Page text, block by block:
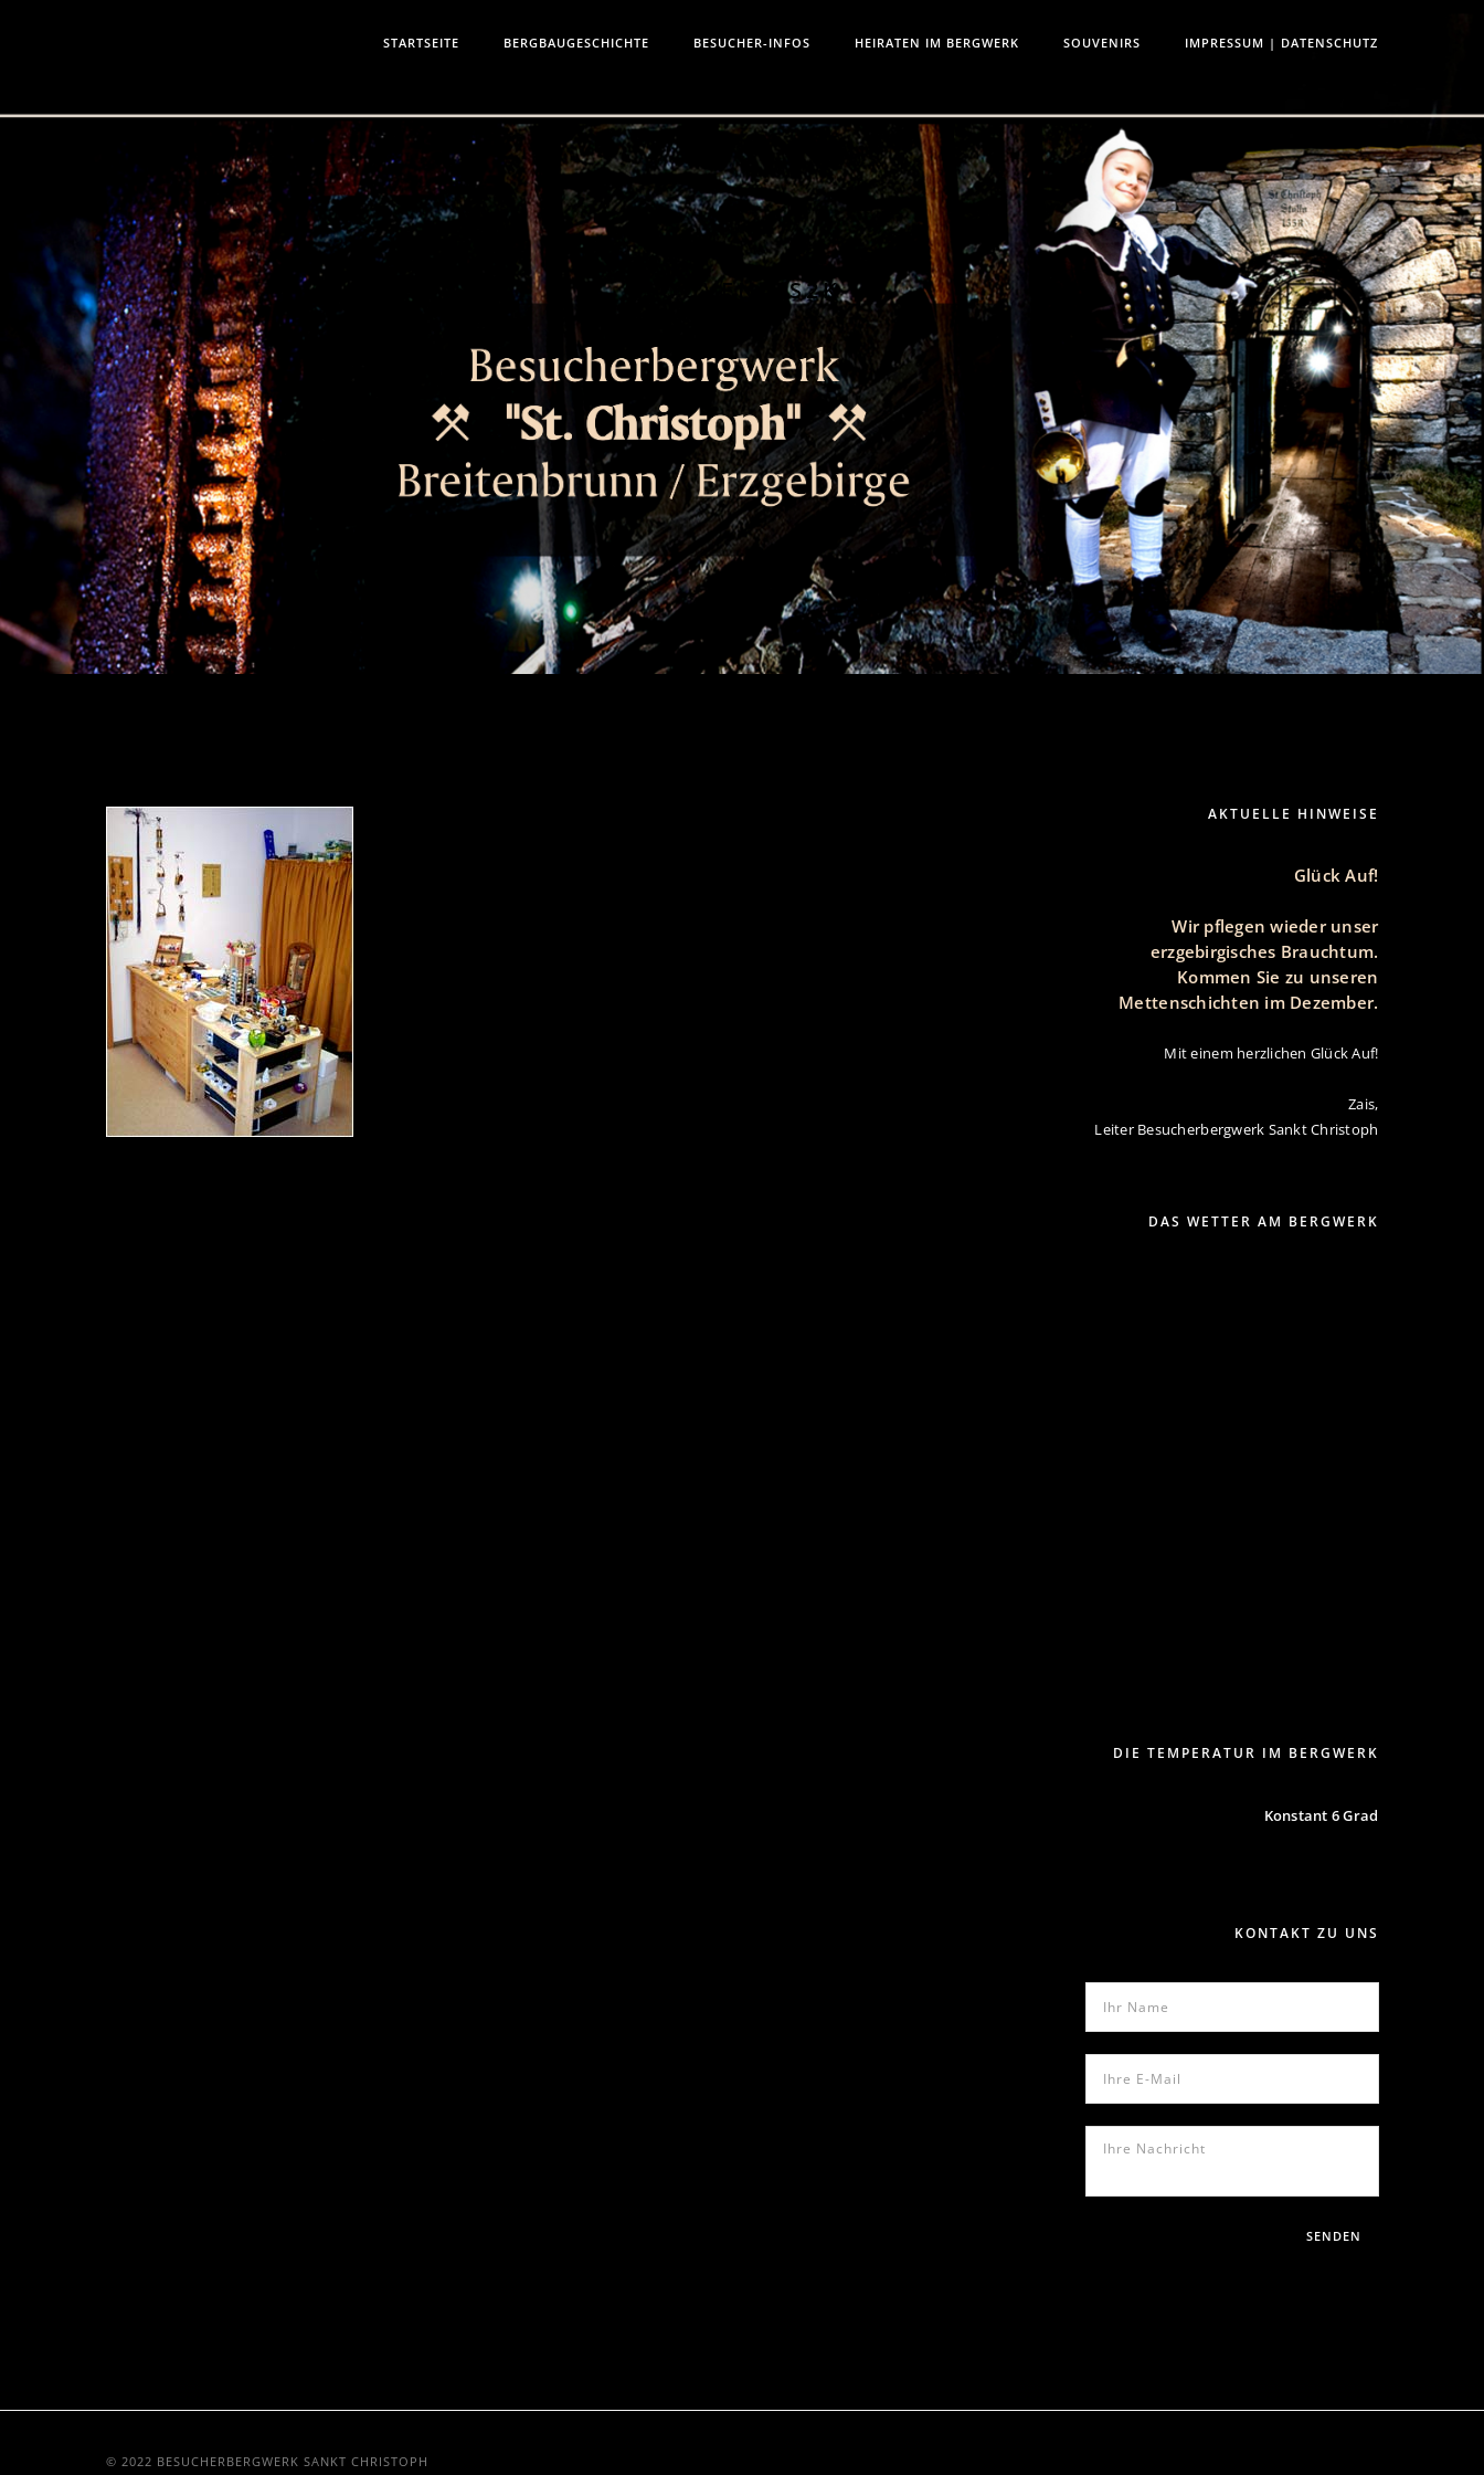
STARTSEITE BERGBAUGESCHICHTE BESUCHER-INFOS HEIRATEN IM BERGWERK SOUVENIRS IMPRESSUM | DATENSCHUTZ
SOUVENIRS2K
AKTUELLE HINWEISE
Glück Auf!
Wir pflegen wieder unser
erzgebirgisches Brauchtum.
Kommen Sie zu unseren
Mettenschichten im Dezember.
Mit einem herzlichen Glück Auf!
Zais,
Leiter Besucherbergwerk Sankt Christoph
DAS WETTER AM BERGWERK
DIE TEMPERATUR IM BERGWERK
Konstant 6 Grad
KONTAKT ZU UNS
© 2022 BESUCHERBERGWERK SANKT CHRISTOPH